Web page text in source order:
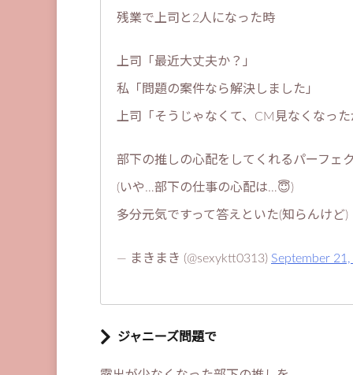
残業で上司と2人になった時
上司「最近大丈夫か？」
私「問題の案件なら解決しました」
上司「そうじゃなくて、CM見なくなっ
部下の推しの心配をしてくれるパーフェ
(いや…部下の仕事の心配は…😇)
多分元気ですって答えといた(知らんけど)
— まきまき (@sexyktt0313) September
ジャニーズ問題で